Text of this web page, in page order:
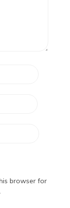
browser for